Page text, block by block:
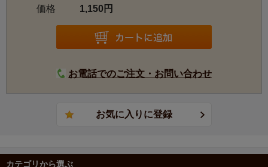
価格 1,150円
お電話でのご注文・お問い合わせ
カテゴリから選ぶ